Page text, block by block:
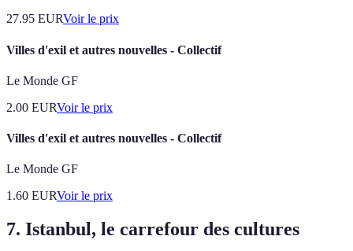
27.95 EURVoir le prix
Villes d'exil et autres nouvelles - Collectif
Le Monde GF
2.00 EURVoir le prix
Villes d'exil et autres nouvelles - Collectif
Le Monde GF
1.60 EURVoir le prix
7. Istanbul, le carrefour des cultures